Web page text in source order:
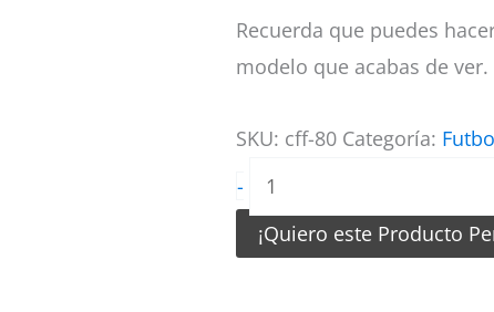
Recuerda que puedes
modelo que acabas de ver.
SKU: cff-80 Categoría:
-
Camiseta
de
futbol
¡Quiero este Producto